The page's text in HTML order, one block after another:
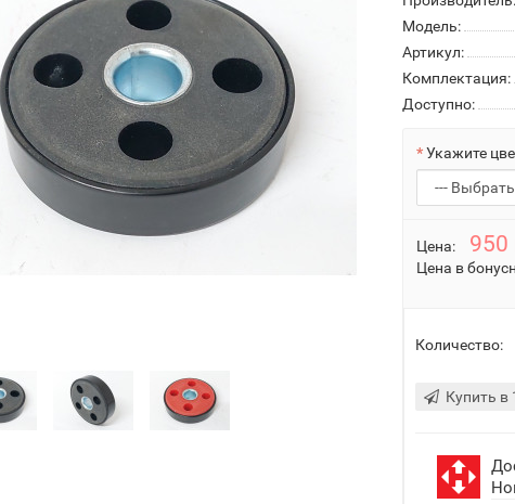
Модель:
Артикул:
Комплектация:
Доступно:
Укажите
Цена: 950
Цена в
Количество:
Купить в